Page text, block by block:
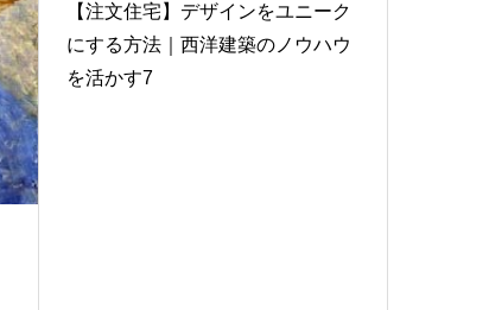
【注文住宅】デザインをユニーク
にする方法｜西洋建築のノウハウ
を活かす7